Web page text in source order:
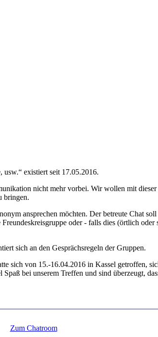
usw.“ existiert seit 17.05.2016.
nicht mehr vorbei. Wir wollen mit
bringen.
ansprechen möchten. Der betreute Chat
oder - falls dies (örtlich
sich an den Gesprächsregeln der Gruppen.
sich von 15.-16.04.2016 in Kassel getroffen,
bei unserem Treffen und sind überzeugt,
Zum Chatroom